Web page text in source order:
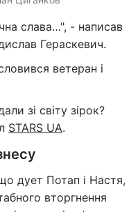
слава…", - написав
Гераскевич.
ветеран і
зі світу зірок?
STARS UA.
дует Потап і Настя,
вторгнення